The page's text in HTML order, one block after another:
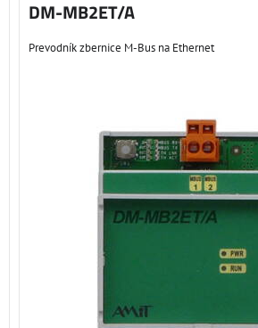
DM-MB2ET/A
Prevodník zbernice M-Bus na Ethernet